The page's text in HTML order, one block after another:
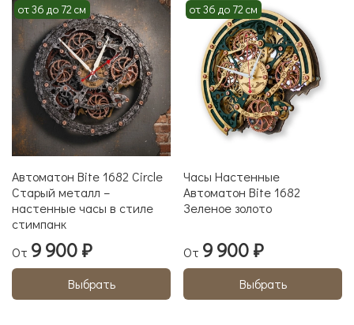
от 36 до 72 см
Автоматон Bite 1682 Circle
Старый металл –
настенные часы в стиле
стимпанк
От 9 900 ₽
Выбрать
от 36 до 72 см
Часы Настенные
Автоматон Bite 1682
Зеленое золото
От 9 900 ₽
Выбрать